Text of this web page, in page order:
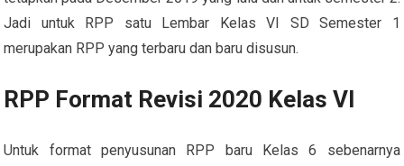
Jadi untuk RPP satu Lembar Kelas VI SD Semester 1
merupakan RPP yang terbaru dan baru disusun.
RPP Format Revisi 2020 Kelas VI
Untuk format penyusunan RPP baru Kelas 6 sebenarnya